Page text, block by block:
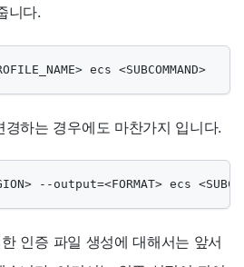
니다.
ecs <SUBCOMMAND>
하는 경우에도 마찬가지 입니다.
--output=<FORMAT> ecs
인증 파일 생성에 대해서는 앞서